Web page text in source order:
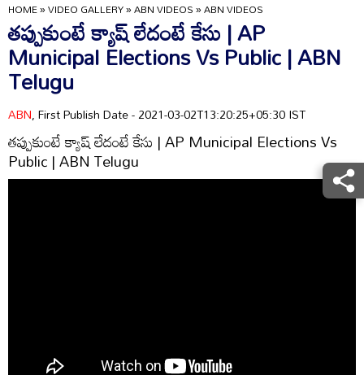
HOME»VIDEO GALLERY»ABN VIDEOS»ABN VIDEOS
తప్పుకుంటే క్యాష్ లేదంటే కేసు | AP
Municipal Elections Vs Public | ABN
Telugu
ABN, First Publish Date - 2021-03-02T13:20:25+05:30 IST
తప్పుకుంటే క్యాష్ లేదంటే కేసు | AP Municipal Elections Vs
Public | ABN Telugu